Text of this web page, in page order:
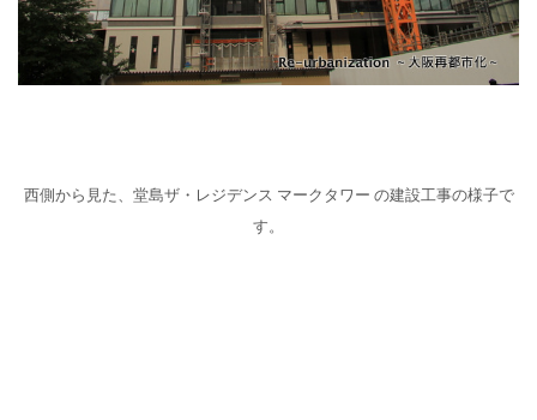
西側から見た、堂島ザ・レジデンス マークタワー の建設工事の様子で
す。